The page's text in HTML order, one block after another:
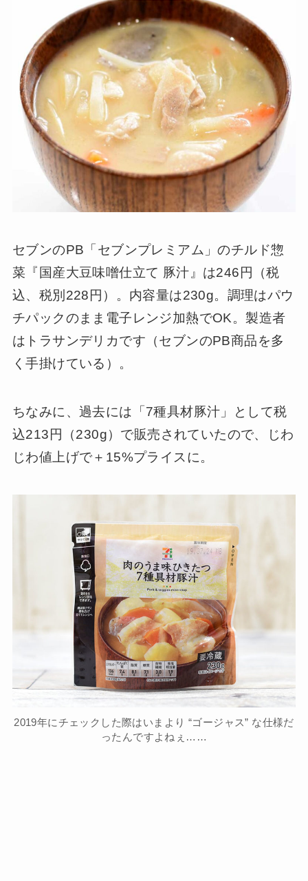
セブンのPB「セブンプレミアム」のチルド惣
菜『国産大豆味噌仕立て 豚汁』は246円（税
込、税別228円）。内容量は230g。調理はパウ
チパックのまま電子レンジ加熱でOK。製造者
はトラサンデリカです（セブンのPB商品を多
く手掛けている）。
ちなみに、過去には「7種具材豚汁」として税
込213円（230g）で販売されていたので、じわ
じわ値上げで＋15%プライスに。
2019年にチェックした際はいまより “ゴージャス” な仕様だ
ったんですよねぇ……